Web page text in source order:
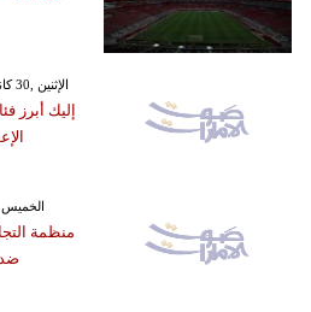
GMT 17:28 2019 الإثنين ,30 كانون الأول / ديسمبر
إليك أبرز
GMT 11:32 2019 الخميس ,30 أيار / مايو
منظمة